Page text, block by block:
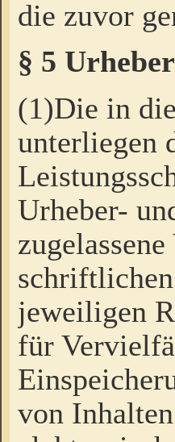
die zuvor
§ 5
(1)Die in
unterliegen
Urheber-
jeweiligen
für
von